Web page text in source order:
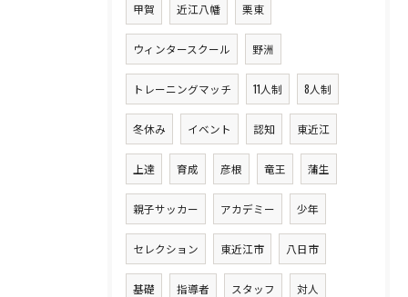
甲賀 近江八幡 栗東
ウィンタースクール 野洲
トレーニングマッチ 11人制 8人制
冬休み イベント 認知 東近江
上達 育成 彦根 竜王 蒲生
親子サッカー アカデミー 少年
セレクション 東近江市 八日市
基礎 指導者 スタッフ 対人